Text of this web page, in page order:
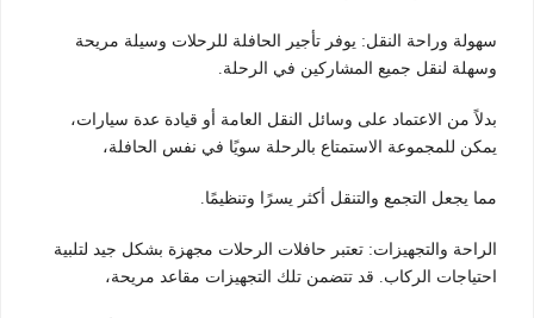
سهولة وراحة النقل: يوفر تأجير الحافلة للرحلات وسيلة مريحة
وسهلة لنقل جميع المشاركين في الرحلة.
بدلاً من الاعتماد على وسائل النقل العامة أو قيادة عدة سيارات،
يمكن للمجموعة الاستمتاع بالرحلة سويًا في نفس الحافلة،
مما يجعل التجمع والتنقل أكثر يسرًا وتنظيمًا.
الراحة والتجهيزات: تعتبر حافلات الرحلات مجهزة بشكل جيد لتلبية
احتياجات الركاب. قد تتضمن تلك التجهيزات مقاعد مريحة،